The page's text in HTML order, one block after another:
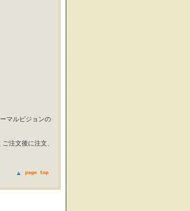
マルビジョンの
注文後に注文、
page top